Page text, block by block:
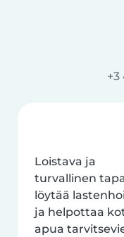
Loistava ja
turvallinen
löytää
ja helpottaa
apua